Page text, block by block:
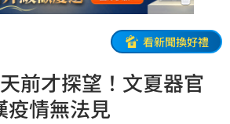
看新聞換好禮
前才探望！文夏器官
情無法見